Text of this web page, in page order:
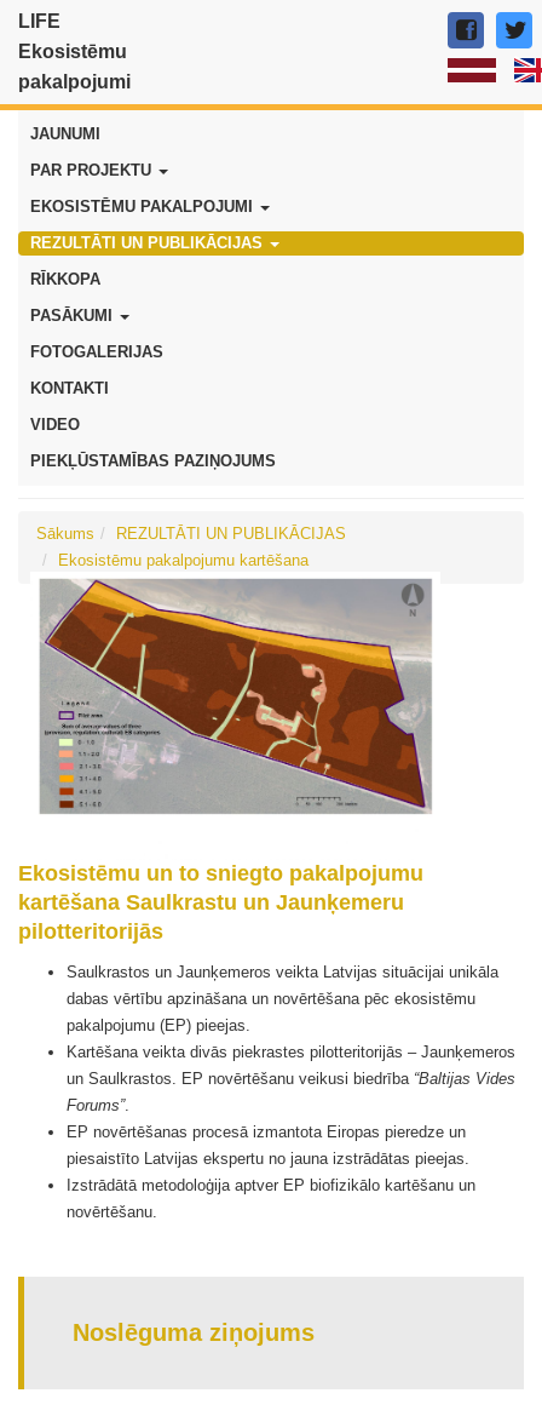
LIFE
Ekosistēmu
pakalpojumi
JAUNUMI
PAR PROJEKTU
EKOSISTĒMU PAKALPOJUMI
REZULTĀTI UN PUBLIKĀCIJAS
RĪKKOPA
PASĀKUMI
FOTOGALERIJAS
KONTAKTI
VIDEO
PIEKĻŪSTAMĪBAS PAZIŅOJUMS
Sākums
REZULTĀTI UN PUBLIKĀCIJAS
Ekosistēmu pakalpojumu kartēšana
Ekosistēmu un to sniegto pakalpojumu
kartēšana Saulkrastu un Jaunķemeru
pilotteritorijās
Saulkrastos un Jaunķemeros veikta Latvijas situācijai unikāla
dabas vērtību apzināšana un novērtēšana pēc ekosistēmu
pakalpojumu (EP) pieejas.
Kartēšana veikta divās piekrastes pilotteritorijās – Jaunķemeros
un Saulkrastos. EP novērtēšanu veikusi biedrība“Baltijas Vides
Forums”.
EP novērtēšanas procesā izmantota Eiropas pieredze un
piesaistīto Latvijas ekspertu no jauna izstrādātas pieejas.
Izstrādātā metodoloģija aptver EP biofizikālo kartēšanu un
novērtēšanu.
Noslēguma ziņojums